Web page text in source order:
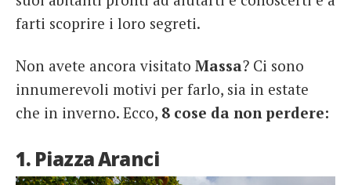
farti scoprire i loro segreti.
Non avete ancora visitato Massa? Ci sono
innumerevoli motivi per farlo, sia in estate
che in inverno. Ecco, 8 cose da non perdere:
1. Piazza Aranci